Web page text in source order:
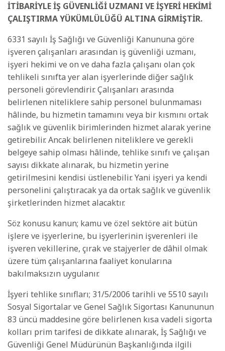
İTİBARİYLE İŞ GÜVENLİĞİ UZMANI VE İŞYERİ HEKİMİ
ÇALIŞTIRMA YÜKÜMLÜLÜĞÜ ALTINA GİRMİŞTİR.
6331 sayılı İş Sağlığı ve Güvenliği Kanununa göre
işveren çalışanları arasından iş güvenliği uzmanı,
işyeri hekimi ve on ve daha fazla çalışanı olan çok
tehlikeli sınıfta yer alan işyerlerinde diğer sağlık
personeli görevlendirir. Çalışanları arasında
belirlenen niteliklere sahip personel bulunmaması
hâlinde, bu hizmetin tamamını veya bir kısmını ortak
sağlık ve güvenlik birimlerinden hizmet alarak yerine
getirebilir. Ancak belirlenen niteliklere ve gerekli
belgeye sahip olması hâlinde, tehlike sınıfı ve çalışan
sayısı dikkate alınarak, bu hizmetin yerine
getirilmesini kendisi üstlenebilir. Yani işyeri ya kendi
personelini çalıştıracak ya da ortak sağlık ve güvenlik
şirketlerinden hizmet alacaktır.
Söz konusu kanun; kamu ve özel sektöre ait bütün
işlere ve işyerlerine, bu işyerlerinin işverenleri ile
işveren vekillerine, çırak ve stajyerler de dâhil olmak
üzere tüm çalışanlarına faaliyet konularına
bakılmaksızın uygulanır.
İşyeri tehlike sınıfları; 31/5/2006 tarihli ve 5510 sayılı
Sosyal Sigortalar ve Genel Sağlık Sigortası Kanununun
83 üncü maddesine göre belirlenen kısa vadeli sigorta
kolları prim tarifesi de dikkate alınarak, İş Sağlığı ve
Güvenliği Genel Müdürünün Başkanlığında ilgili